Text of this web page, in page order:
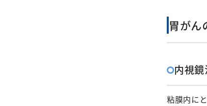
胃がん
内視
粘膜内に